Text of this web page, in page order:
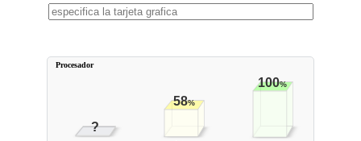
?
58%
100%
Procesador